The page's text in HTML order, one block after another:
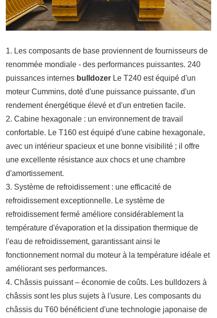
1. Les composants de base proviennent de fournisseurs de
renommée mondiale - des performances puissantes. 240
puissances internes bulldozer Le T240 est équipé d'un
moteur Cummins, doté d'une puissance puissante, d'un
rendement énergétique élevé et d'un entretien facile.
2. Cabine hexagonale : un environnement de travail
confortable. Le T160 est équipé d'une cabine hexagonale,
avec un intérieur spacieux et une bonne visibilité ; il offre
une excellente résistance aux chocs et une chambre
d'amortissement.
3. Système de refroidissement : une efficacité de
refroidissement exceptionnelle. Le système de
refroidissement fermé améliore considérablement la
température d'évaporation et la dissipation thermique de
l'eau de refroidissement, garantissant ainsi le
fonctionnement normal du moteur à la température idéale et
améliorant ses performances.
4. Châssis puissant – économie de coûts. Les bulldozers à
châssis sont les plus sujets à l'usure. Les composants du
châssis du T60 bénéficient d'une technologie japonaise de